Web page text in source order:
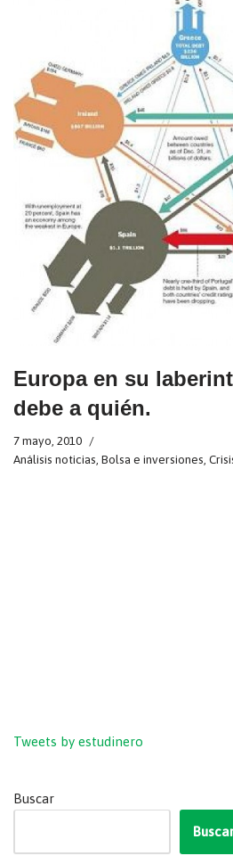
Europa en su
debe a quién.
7 mayo, 2010
Análisis noticias Bolsa e inversiones
Tweets by estudinero
Buscar
Buscar